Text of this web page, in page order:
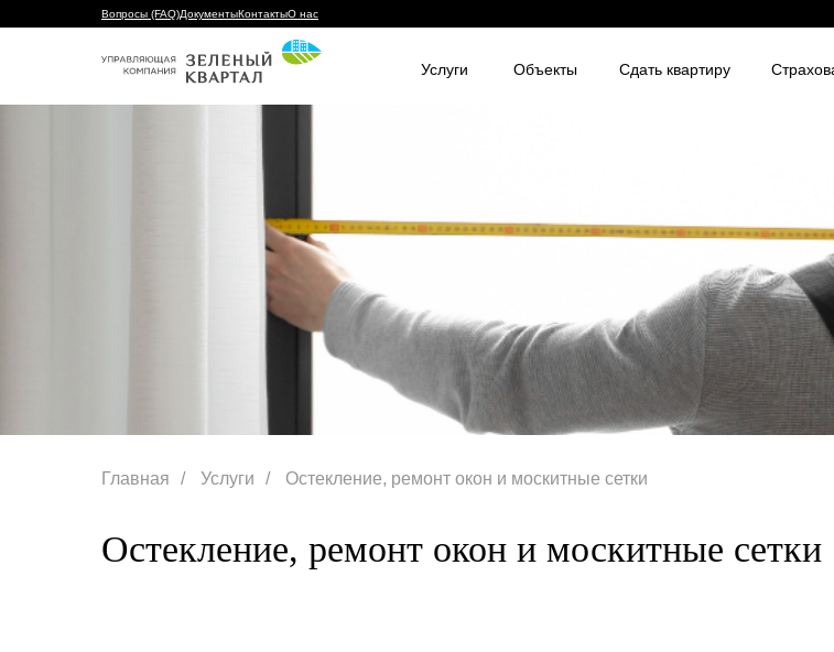
Услуги Объекты Сдать квартиру
Вопросы (FAQ)ДокументыКонтактыО нас
Главная / Услуги / Остекление, ремонт окон и москитные сетки
Остекление, ремонт окон и москитные сетки